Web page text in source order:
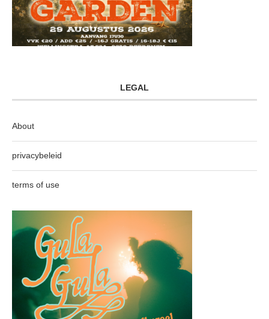
LEGAL
About
privacybeleid
terms of use